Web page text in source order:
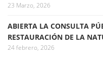
23 Marzo, 2026
ABIERTA LA CONSULTA
RESTAURACIÓN DE LA
24 febrero, 2026